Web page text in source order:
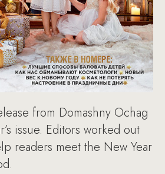
from Domashny Ochag
issue. Editors worked out
readers meet the New Year